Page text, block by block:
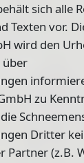
sich alle
Texten vor.
wird den
über
zu
Dritter
Partner (z.B.